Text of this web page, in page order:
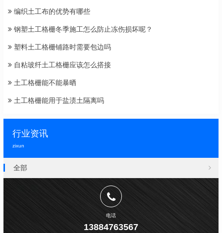
编织土工布的优势有哪些
钢塑土工格栅冬季施工怎么防止冻伤损坏呢？
塑料土工格栅铺路时需要包边吗
自粘玻纤土工格栅应该怎么搭接
土工格栅能不能暴晒
土工格栅能用于盐渍土隔离吗
行业资讯
zixun
全部
电话
13884763567